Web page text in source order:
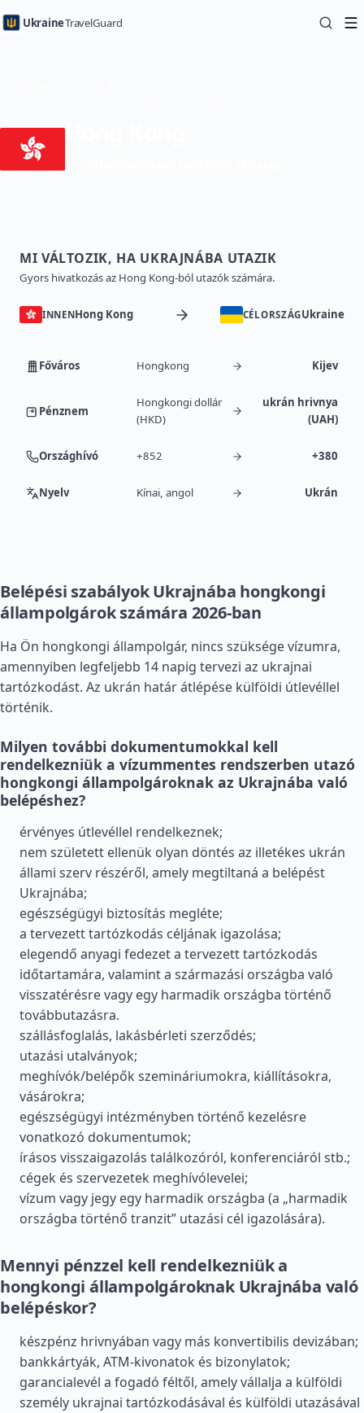
UkraineTravelGuard
MI VÁLTOZIK, HA UKRAJNÁBA UTAZIK
Gyors hivatkozás az Hong Kong-ból utazók számára.
INNENHong Kong CÉLORSZÁGUkraine
Főváros Hongkong Kijev
Pénznem
Hongkongi dollár
(HKD)
ukrán hrivnya
(UAH)
Országhívó +852 +380
Nyelv Kínai, angol Ukrán
Belépési szabályok Ukrajnába hongkongi
állampolgárok számára 2026-ban
Ha Ön hongkongi állampolgár, nincs szüksége vízumra,
amennyiben legfeljebb 14 napig tervezi az ukrajnai
tartózkodást. Az ukrán határ átlépése külföldi útlevéllel
történik.
Milyen további dokumentumokkal kell
rendelkezniük a vízummentes rendszerben utazó
hongkongi állampolgároknak az Ukrajnába való
belépéshez?
érvényes útlevéllel rendelkeznek;
nem született ellenük olyan döntés az illetékes ukrán
állami szerv részéről, amely megtiltaná a belépést
Ukrajnába;
egészségügyi biztosítás megléte;
a tervezett tartózkodás céljának igazolása;
elegendő anyagi fedezet a tervezett tartózkodás
időtartamára, valamint a származási országba való
visszatérésre vagy egy harmadik országba történő
továbbutazásra.
szállásfoglalás, lakásbérleti szerződés;
utazási utalványok;
meghívók/belépők szemináriumokra, kiállításokra,
vásárokra;
egészségügyi intézményben történő kezelésre
vonatkozó dokumentumok;
írásos visszaigazolás találkozóról, konferenciáról stb.;
cégek és szervezetek meghívólevelei;
vízum vagy jegy egy harmadik országba (a „harmadik
országba történő tranzit” utazási cél igazolására).
Mennyi pénzzel kell rendelkezniük a
hongkongi állampolgároknak Ukrajnába való
belépéskor?
készpénz hrivnyában vagy más konvertibilis devizában;
bankkártyák, ATM-kivonatok és bizonylatok;
garancialevél a fogadó féltől, amely vállalja a külföldi
személy ukrajnai tartózkodásával és külföldi utazásával